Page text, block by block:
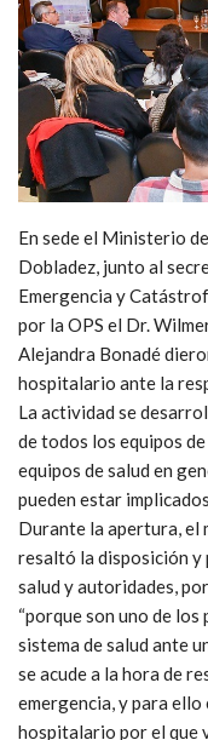
En sede el Ministerio
Dobladez, junto al
Emergencia y
por la OPS el Dr.
Alejandra Bonadé
hospitalario ante la
La actividad se
de todos los equipos
equipos de salud en
pueden estar
Durante la apertura, el
resaltó la disposición y
salud y autoridades,
“porque son uno de
sistema de salud ante
se acude a la hora de
emergencia, y para
hospitalario por el que